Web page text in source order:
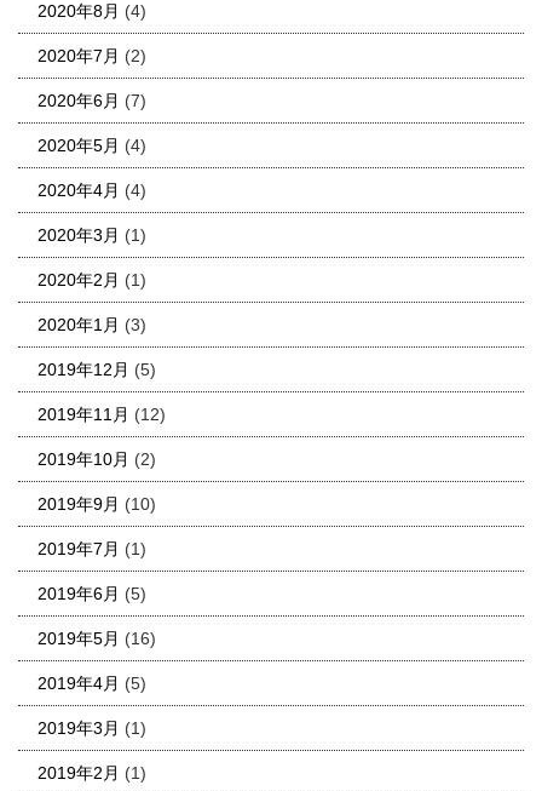
2020年8月 (4)
2020年7月 (2)
2020年6月 (7)
2020年5月 (4)
2020年4月 (4)
2020年3月 (1)
2020年2月 (1)
2020年1月 (3)
2019年12月 (5)
2019年11月 (12)
2019年10月 (2)
2019年9月 (10)
2019年7月 (1)
2019年6月 (5)
2019年5月 (16)
2019年4月 (5)
2019年3月 (1)
2019年2月 (1)